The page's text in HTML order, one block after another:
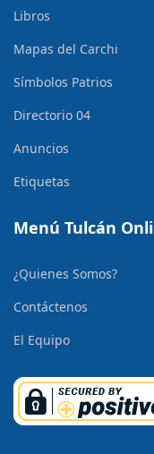
Libros
Mapas del Carchi
Símbolos Patrios
Directorio 04
Anuncios
Etiquetas
Menú Tulcán
¿Quienes Somos?
Contáctenos
El Equipo